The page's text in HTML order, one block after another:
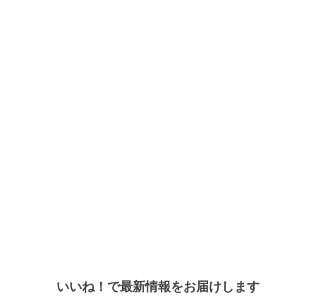
いいね！で最新情報をお届けします